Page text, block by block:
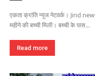
एकता क्रांति न्यूज नेटवर्क। Jind
महीने की बच्ची मिली। बच्ची के पास...
Read more